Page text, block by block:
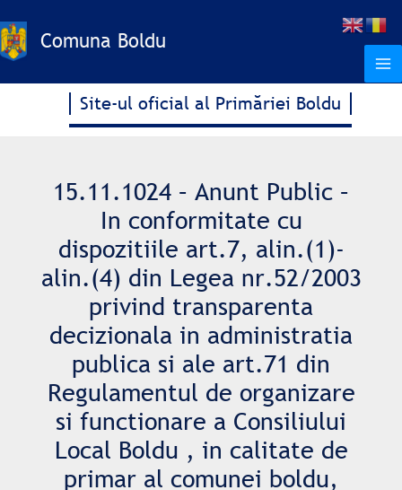
la
conținutComuna Boldu
Site-ul oficial al Primăriei Boldu
15.11.1024 – Anunt Public –
In conformitate cu
dispozitiile art.7, alin.(1)-
alin.(4) din Legea nr.52/2003
privind transparenta
decizionala in administratia
publica si ale art.71 din
Regulamentul de organizare
si functionare a Consiliului
Local Boldu , in calitate de
primar al comunei boldu,